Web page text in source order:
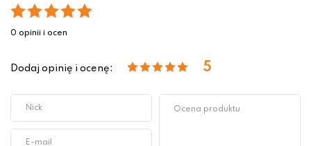
0 opinii i ocen
Dodaj opinię i ocenę: 5